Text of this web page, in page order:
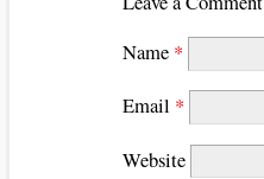
Name *
Email *
Website